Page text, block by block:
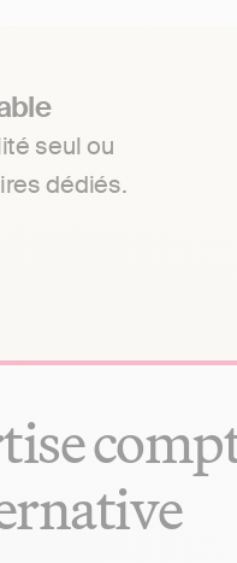
seul ou
dédiés.